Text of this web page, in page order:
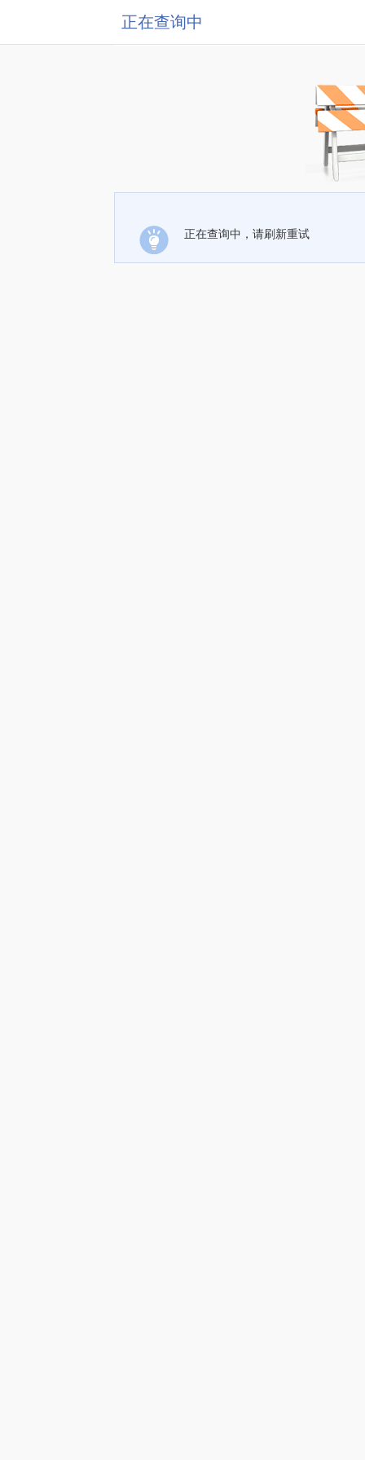
正在查询中
正在查询中，请刷新重试